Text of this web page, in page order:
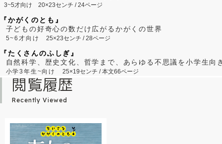
3~5才向け 20×23センチ / 24ページ
『かがくのとも』
子どもの好奇心の数だけ広がるかがくの世界
5~6才向け25×23センチ / 28ページ
『たくさんのふしぎ』
自然科学、歴史文化、哲学まで、あらゆる不思議を小学生向
小学3年生~向け 25×19センチ / 本文66ページ
閲覧履歴
Recently Viewed